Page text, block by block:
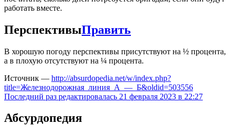
работать вместе.
ПерспективыПравить
В хорошую погоду перспективы присутствуют на ½ процента,
а в плохую отсутствуют на ¼ процента.
Источник — http://absurdopedia.net/w/index.php?
title=Железнодорожная_линия_A_—_Б&oldid=503556
Последний раз редактировалась 21 февраля 2023 в 22:27
Абсурдопедия